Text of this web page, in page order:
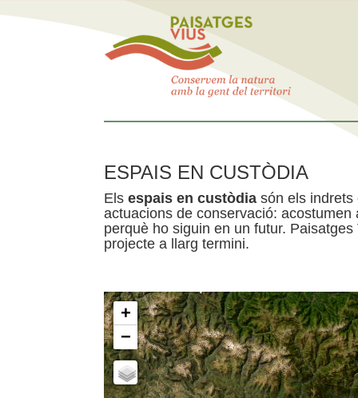
ESPAIS EN CUSTÒDIA
Els espais en custòdia són els indrets
actuacions de conservació:
perquè ho siguin en un futur.
projecte a llarg termini.
+
−